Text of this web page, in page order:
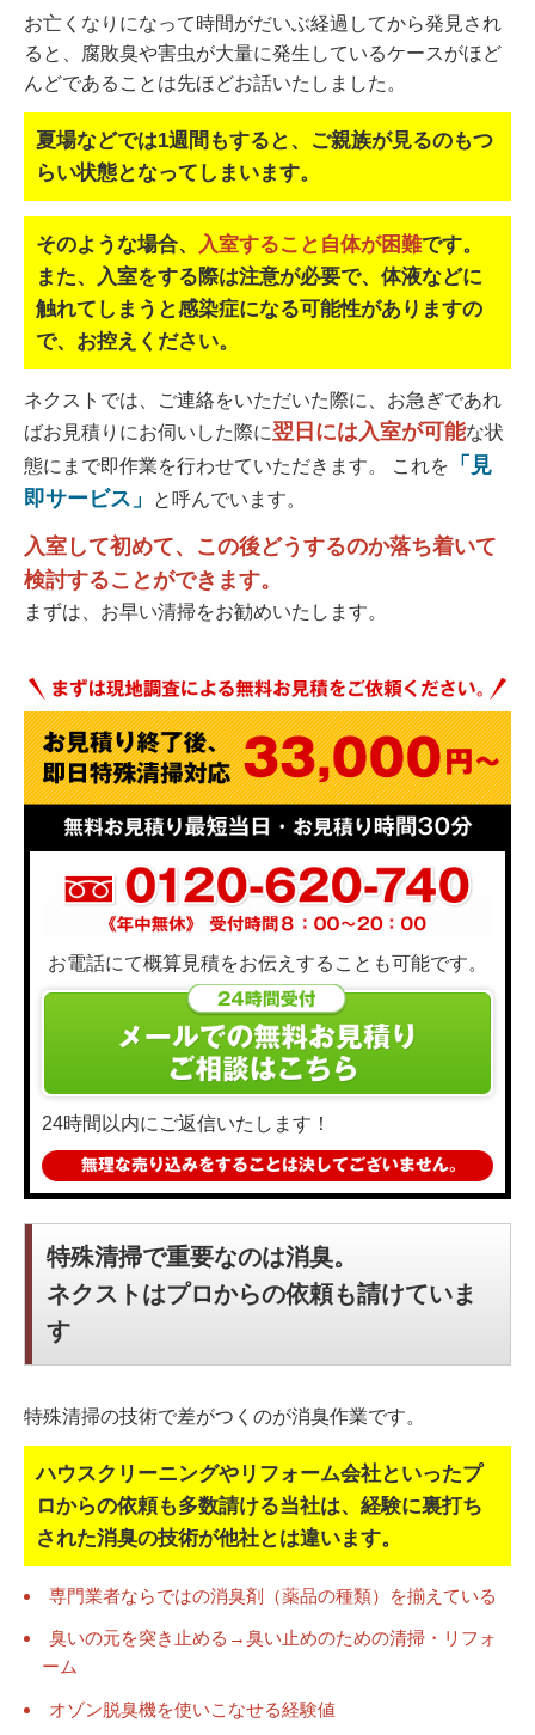
お亡くなりになって時間がだいぶ経過してから発見され
ると、腐敗臭や害虫が大量に発生しているケースがほど
んどであることは先ほどお話いたしました。
夏場などでは1週間もすると、ご親族が見るのもつ
らい状態となってしまいます。
そのような場合、 入室すること自体が困難です。
また、入室をする際は注意が必要で、 体液などに
触れてしまうと感染症になる可能性がありますの
で、お控えください。
ネクストでは、ご連絡をいただいた際に、お急ぎであれ
ばお見積りにお伺いした際に翌日には入室が可能な状
態にまで即作業を行わせていただきます。 これを
「見
即サービス」
と呼んでいます。
入室して初めて、この後どうするのか落ち着いて
検討することができます。
まずは、お早い清掃をお勧めいたします。
お電話にて概算見積をお伝えすることも可能です。
24時間以内にご返信いたします！
特殊清掃で重要なのは消臭。
ネクストはプロからの依頼も請けていま
す
特殊清掃の技術で差がつくのが消臭作業です。
ハウスクリーニングやリフォーム会社といったプ
ロからの依頼も多数請ける当社は、 経験に裏打ち
された消臭の技術が他社とは違います。
専門業者ならではの消臭剤（薬品の種類）を揃えている
臭いの元を突き止める→臭い止めのための清掃・リフォ
ーム
オゾン脱臭機を使いこなせる経験値